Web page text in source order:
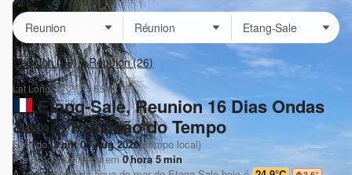
Reunion(26) Réunion(26)
Lat Long:21.26° S55.34° E
Etang-Sale, Reunion 16 Dias Ondas
&amp; Previsão do Tempo
Emitido:3 pm 06 Aug 2026(tempo local)
Previsão atualizada em0hora5min